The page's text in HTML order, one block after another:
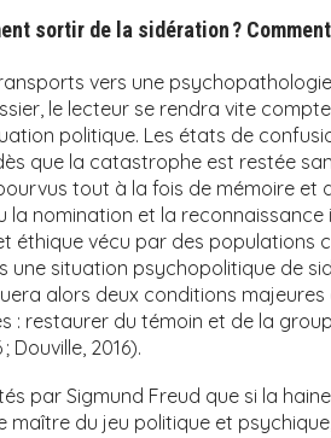
sortir de la sidération ?
vers une
le lecteur se rendra vite
politique. Les états de
que la catastrophe est restée
tout à la fois de mémoire et
la nomination et la
éthique vécu par des populations
une situation psychopolitique de
alors deux conditions
: restaurer du témoin et de la
Douville, 2016).
par Sigmund Freud que si la
maître du jeu politique et